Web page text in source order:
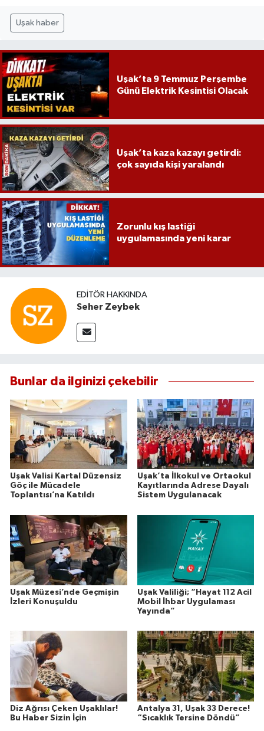
Uşak haber
Uşak’ta 9 Temmuz Perşembe
Günü Elektrik Kesintisi Olacak
Uşak’ta kaza kazayı getirdi:
çok sayıda kişi yaralandı
Zorunlu kış lastiği
uygulamasında yeni karar
EDITÖR HAKKINDA
Seher Zeybek
Bunlar da ilginizi çekebilir
Uşak Valisi Kartal Düzensiz
Göç ile Mücadele
Toplantısı’na Katıldı
Uşak’ta İlkokul ve Ortaokul
Kayıtlarında Adrese Dayalı
Sistem Uygulanacak
Uşak Müzesi’nde Geçmişin
İzleri Konuşuldu
Uşak Valiliği; “Hayat 112 Acil
Mobil İhbar Uygulaması
Yayında”
Diz Ağrısı Çeken Uşaklılar!
Bu Haber Sizin İçin
Antalya 31, Uşak 33 Derece!
“Sıcaklık Tersine Döndü”